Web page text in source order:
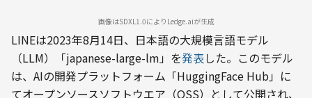
画像はSDXL1.0によりLedge.aiが生成
LINEは2023年8月14日、日本語の大規模言語モデル
（LLM）「japanese-large-lm」を発表した。このモデル
は、AIの開発プラットフォーム「HuggingFace Hub」に
てオープンソースソフトウエア（OSS）として公開され、